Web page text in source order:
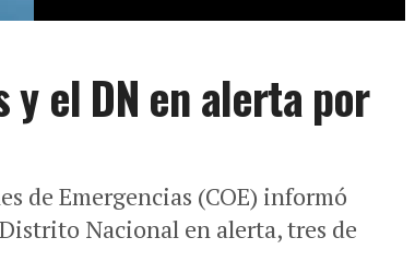
y el DN en alerta por
de Emergencias (COE) informó
Nacional en alerta, tres de